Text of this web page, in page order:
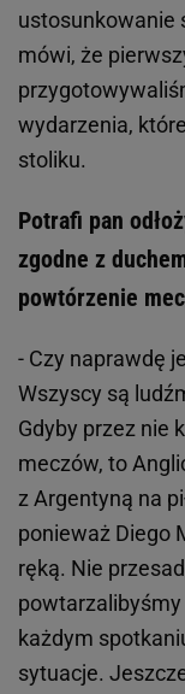
ustosunkowanie
mówi, że
wydarzenia,
stoliku.
Potrafi pan
zgodne z
powtórzenie
- Czy naprawdę
Wszyscy są
Gdyby przez nie
meczów, to
z Argentyną na
ponieważ Diego
ręką. Nie
każdym
sytuacje.